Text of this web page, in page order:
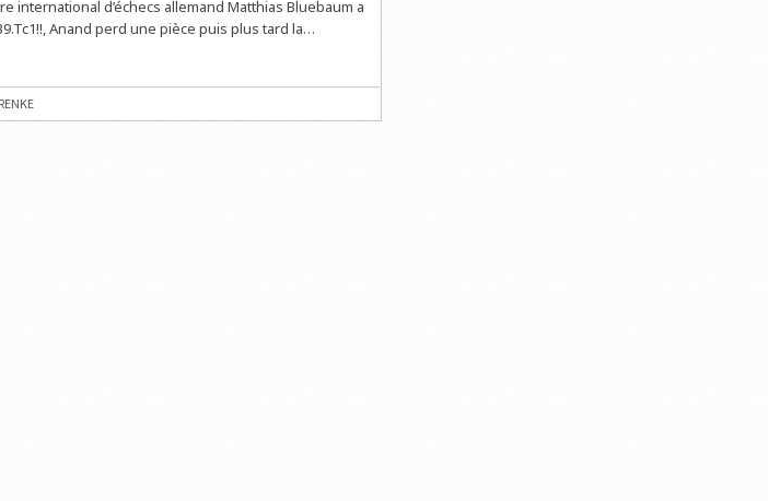
international d’échecs allemand Matthias Bluebaum a
Anand perd une pièce puis plus tard la…